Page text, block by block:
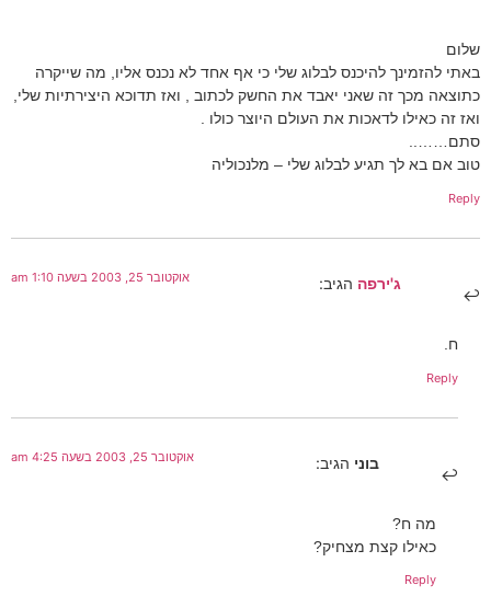
שלום
באתי להזמינך להיכנס לבלוג שלי כי אף אחד לא נכנס אליו, מה שייקרה
כתוצאה מכך זה שאני יאבד את החשק לכתוב , ואז תדוכא היצירתיות שלי,
ואז זה כאילו לדאכות את העולם היוצר כולו .
סתם……..
טוב אם בא לך תגיע לבלוג שלי – מלנכוליה
Reply
ג'ירפה הגיב: אוקטובר 25, 2003 בשעה 1:10 am
ח.
Reply
בוני הגיב: אוקטובר 25, 2003 בשעה 4:25 am
מה ח?
כאילו קצת מצחיק?
Reply